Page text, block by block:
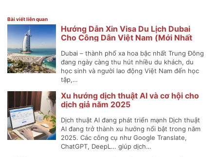
Bài viết liên quan
Hướng Dẫn Xin Visa Du Lịch Dubai
Cho Công Dân Việt Nam (Mới Nhất
Dubai – thành phố xa hoa bậc nhất Trung Đông
đang ngày càng thu hút nhiều du khách, du
học sinh và người lao động Việt Nam đến học
tập,…
Xu hướng dịch thuật AI và cơ hội cho
dịch giả năm 2025
Dịch thuật AI đang phát triển mạnh Dịch thuật
AI đang trở thành xu hướng nổi bật trong năm
2025. Các công cụ như Google Translate,
ChatGPT, DeepL… giúp dịch…